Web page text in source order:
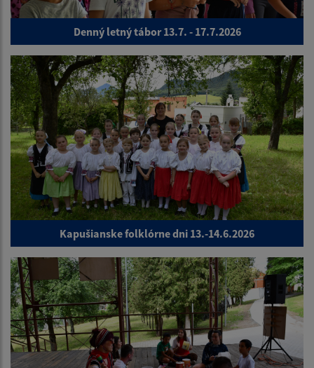
Denný letný tábor 13.7. - 17.7.2026
Kapušianske folklórne dni 13.-14.6.2026